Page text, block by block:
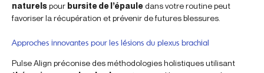
naturelspour bursite de l’épauledans votre routine peut
favoriser la récupération et prévenir de futures blessures.
Approches innovantes pour les lésions du plexus brachial
Pulse Align préconise des méthodologies holistiques utilisant